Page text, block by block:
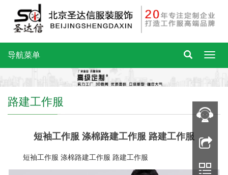
导航菜单
路建工作服
短袖工作服 涤棉路建工作服 路建工作服
短袖工作服 涤棉路建工作服 路建工作服